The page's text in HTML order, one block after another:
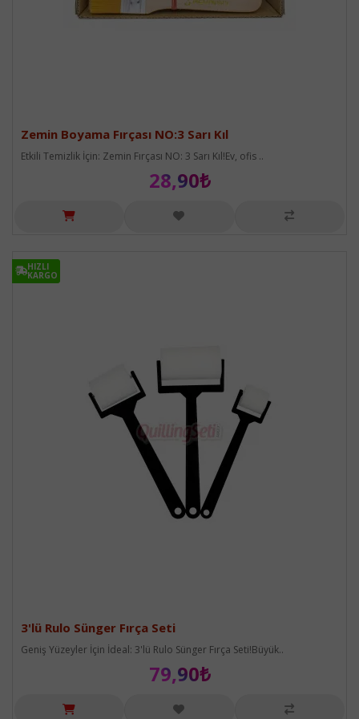
Zemin Boyama Fırçası NO:3 Sarı Kıl
Etkili Temizlik İçin: Zemin Fırçası NO: 3 Sarı Kıl!Ev, ofis ..
28,90₺
HIZLI
KARGO
HIZLI
KARGO
3'lü Rulo Sünger Fırça Seti
Geniş Yüzeyler İçin İdeal: 3'lü Rulo Sünger Fırça Seti!Büyük..
79,90₺